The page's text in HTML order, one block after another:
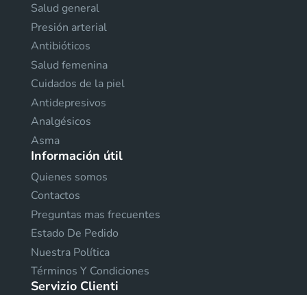
Salud general
Presión arterial
Antibióticos
Salud femenina
Cuidados de la piel
Antidepresivos
Analgésicos
Asma
Información útil
Quienes somos
Contactos
Preguntas mas frecuentes
Estado De Pedido
Nuestra Política
Términos Y Condiciones
Servizio Clienti